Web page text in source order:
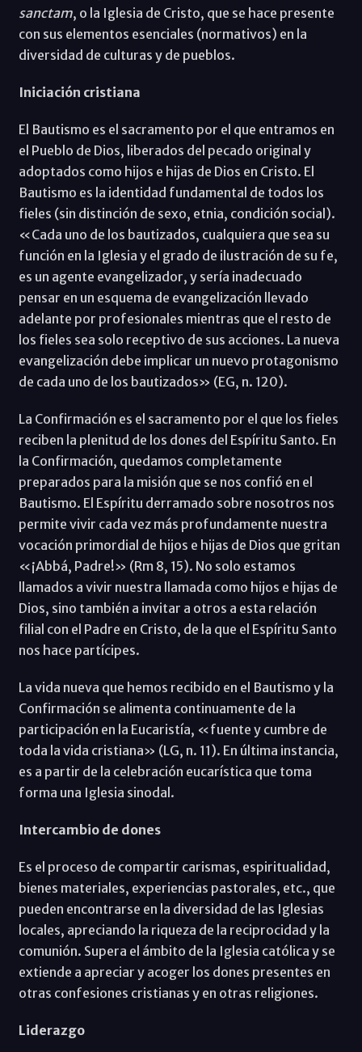
sanctam, o la Iglesia de Cristo, que se hace presente
con sus elementos esenciales (normativos) en la
diversidad de culturas y de pueblos.
Iniciación cristiana
El Bautismo es el sacramento por el que entramos en
el Pueblo de Dios, liberados del pecado original y
adoptados como hijos e hijas de Dios en Cristo. El
Bautismo es la identidad fundamental de todos los
fieles (sin distinción de sexo, etnia, condición social).
«Cada uno de los bautizados, cualquiera que sea su
función en la Iglesia y el grado de ilustración de su fe,
es un agente evangelizador, y sería inadecuado
pensar en un esquema de evangelización llevado
adelante por profesionales mientras que el resto de
los fieles sea solo receptivo de sus acciones. La nueva
evangelización debe implicar un nuevo protagonismo
de cada uno de los bautizados» (EG, n. 120).
La Confirmación es el sacramento por el que los fieles
reciben la plenitud de los dones del Espíritu Santo. En
la Confirmación, quedamos completamente
preparados para la misión que se nos confió en el
Bautismo. El Espíritu derramado sobre nosotros nos
permite vivir cada vez más profundamente nuestra
vocación primordial de hijos e hijas de Dios que gritan
«¡Abbá, Padre!» (Rm 8, 15). No solo estamos
llamados a vivir nuestra llamada como hijos e hijas de
Dios, sino también a invitar a otros a esta relación
filial con el Padre en Cristo, de la que el Espíritu Santo
nos hace partícipes.
La vida nueva que hemos recibido en el Bautismo y la
Confirmación se alimenta continuamente de la
participación en la Eucaristía, «fuente y cumbre de
toda la vida cristiana» (LG, n. 11). En última instancia,
es a partir de la celebración eucarística que toma
forma una Iglesia sinodal.
Intercambio de dones
Es el proceso de compartir carismas, espiritualidad,
bienes materiales, experiencias pastorales, etc., que
pueden encontrarse en la diversidad de las Iglesias
locales, apreciando la riqueza de la reciprocidad y la
comunión. Supera el ámbito de la Iglesia católica y se
extiende a apreciar y acoger los dones presentes en
otras confesiones cristianas y en otras religiones.
Liderazgo